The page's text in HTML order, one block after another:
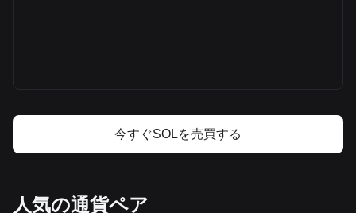
今すぐSOLを売買する
人気の通貨ペア